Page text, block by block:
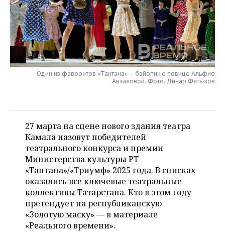
НЕФТЕХИМИЯ
НЕФТЬ
ОПК
ЭНЕРГЕТИКА
РОЗНИЧНАЯ ТОРГОВЛЯ
ТРАНСПОРТ
УСЛУГИ
НОВОСТИ ТЕХНОЛОГИЙ
IT
МЕДИА
МЕРОПРИЯТИЯ
НОВОСТИ МЕРОПРИЯТИЙ
ВЫЕЗДНАЯ РЕДАКЦИЯ
ONLINE-КОНФЕРЕНЦИИ
ОТКРЫТАЯ ЛЕКЦИЯ
СПОРТ
НОВОСТИ СПОРТА
ХОККЕЙ
БАСКЕТБОЛ
ВОЛЕЙБОЛ
КИБЕРСПОРТ
ФИГУРНОЕ КАТАНИЕ
ВОДНЫЕ ВИДЫ СПОРТА
ОБЩЕСТВО
ВЛАСТЬ
ИНФРАСТРУКТУРА
ИСТОРИЯ
КУЛЬТУРА
МЕДИЦИНА
ОБРАЗОВАНИЕ
СЮЖЕТЫ
СПРАВОЧНИК
СПИСОК ПЕРСОН
СПИСОК КОМПАНИЙ
ПОЛНАЯ ВЕРСИЯ
Один из фаворитов «Тантана» – байопик о певице Альфие
Авзаловой. Фото: Динар Фатыхов
27 марта на сцене нового здания театра
Камала назовут победителей
театрального конкурса и премии
Министерства культуры РТ
«Тантана»/«Триумф» 2025 года. В списках
оказались все ключевые театральные
коллективы Татарстана. Кто в этом году
претендует на республиканскую
«Золотую маску» — в материале
«Реального времени».